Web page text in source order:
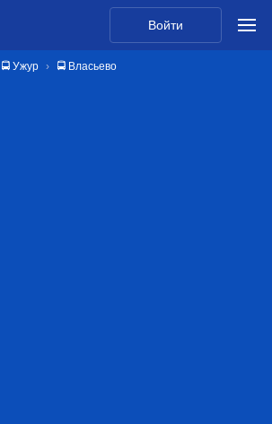
Войти
🚍 Ужур 🚍 Власьево